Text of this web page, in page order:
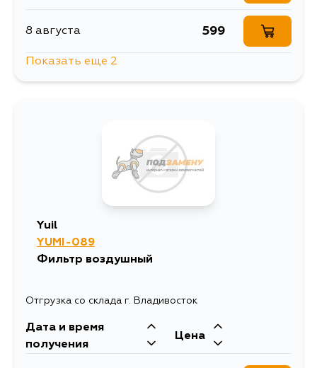
8 августа 599
Показать еще 2
Yuil
YUMI-089
Фильтр воздушный
Отгрузка со склада г. Владивосток
Дата и время
получения
Цена